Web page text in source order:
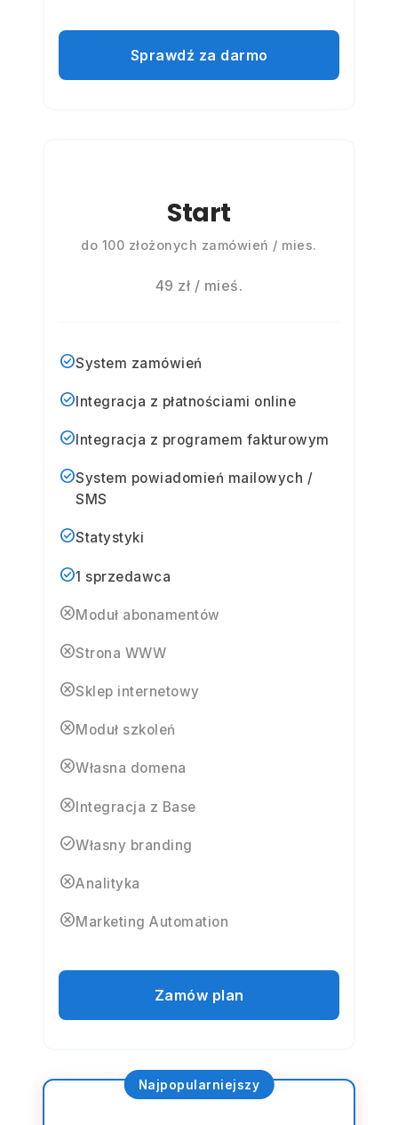
Sprawdź za darmo
Start
do 100 złożonych zamówień / mies.
49 zł / mieś.
check_circleSystem zamówień
check_circleIntegracja z płatnościami online
check_circleIntegracja z programem fakturowym
check_circleSystem powiadomień mailowych /
SMS
check_circleStatystyki
check_circle1 sprzedawca
cancelModuł abonamentów
cancelStrona WWW
cancelSklep internetowy
cancelModuł szkoleń
cancelWłasna domena
cancelIntegracja z Base
check_circleWłasny branding
cancelAnalityka
cancelMarketing Automation
Zamów plan